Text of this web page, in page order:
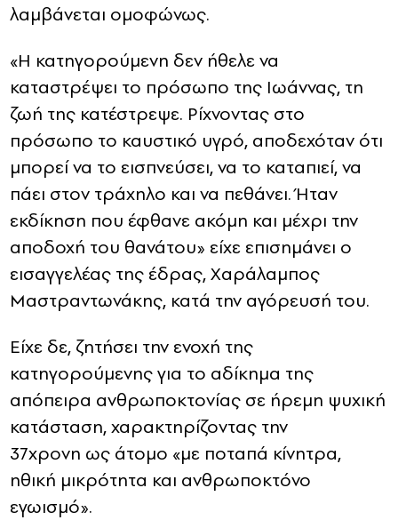
λαμβάνεται ομοφώνως.
«Η κατηγορούμενη δεν ήθελε να
καταστρέψει το πρόσωπο της Ιωάννας, τη
ζωή της κατέστρεψε. Ρίχνοντας στο
πρόσωπο το καυστικό υγρό, αποδεχόταν ότι
μπορεί να το εισπνεύσει, να το καταπιεί, να
πάει στον τράχηλο και να πεθάνει. Ήταν
εκδίκηση που έφθανε ακόμη και μέχρι την
αποδοχή του θανάτου» είχε επισημάνει ο
εισαγγελέας της έδρας, Χαράλαμπος
Μαστραντωνάκης, κατά την αγόρευσή του.
Είχε δε, ζητήσει την ενοχή της
κατηγορούμενης για το αδίκημα της
απόπειρα ανθρωποκτονίας σε ήρεμη ψυχική
κατάσταση, χαρακτηρίζοντας την
37χρονη ως άτομο «με ποταπά κίνητρα,
ηθική μικρότητα και ανθρωποκτόνο
εγωισμό».